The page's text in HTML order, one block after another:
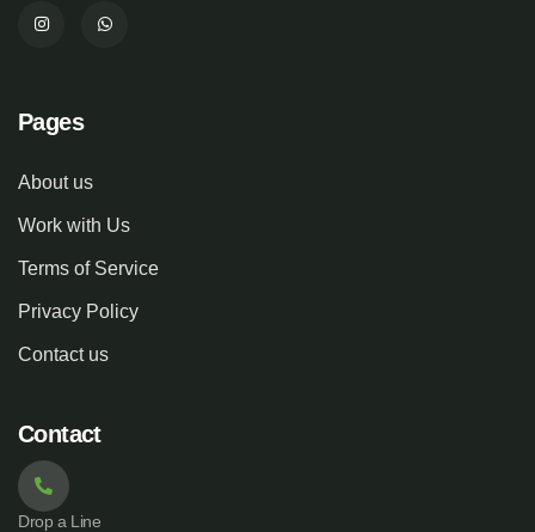
Pages
About us
Work with Us
Terms of Service
Privacy Policy
Contact us
Contact
Drop a Line